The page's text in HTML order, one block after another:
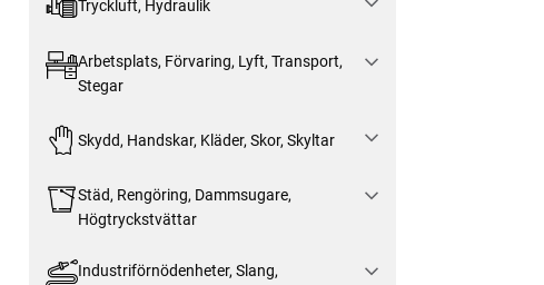
Tryckluft, Hydraulik
Arbetsplats, Förvaring, Lyft, Transport,
Stegar
Skydd, Handskar, Kläder, Skor, Skyltar
Städ, Rengöring, Dammsugare,
Högtryckstvättar
Industriförnödenheter, Slang,